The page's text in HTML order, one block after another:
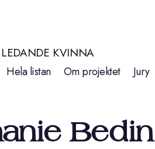
KVINNA
Hela listan Om projektet Jury
Bedin